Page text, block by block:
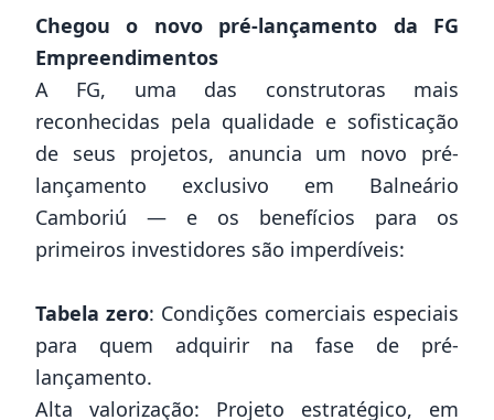
Chegou o novo pré-lançamento da FG
Empreendimentos
A FG, uma das construtoras mais
reconhecidas pela qualidade e sofisticação
de seus projetos, anuncia um novo pré-
lançamento exclusivo em Balneário
Camboriú — e os benefícios para os
primeiros investidores são imperdíveis:
Tabela zero: Condições comerciais especiais
para quem adquirir na fase de pré-
lançamento.
Alta valorização: Projeto estratégico, em